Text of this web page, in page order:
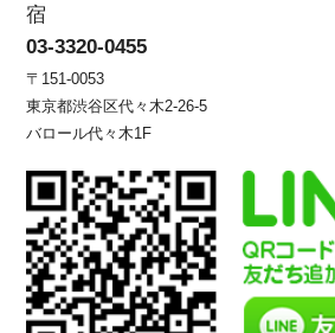
宿
03-3320-0455
〒151-0053
東京都渋谷区代々木2-26-5
バロール代々木1F